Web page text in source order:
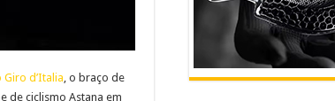
d’Italia , o braço de
de ciclismo Astana em